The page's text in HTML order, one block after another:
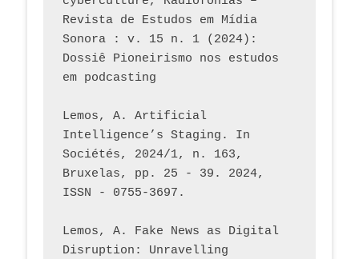
Revista de Estudos em Mídia
Sonora : v. 15 n. 1 (2024):
Dossiê Pioneirismo nos estudos
em podcasting
Lemos, A. Artificial
Intelligence’s Staging. In
Sociétés, 2024/1, n. 163,
Bruxelas, pp. 25 - 39. 2024,
ISSN - 0755-3697.
Lemos, A. Fake News as Digital
Disruption: Unravelling